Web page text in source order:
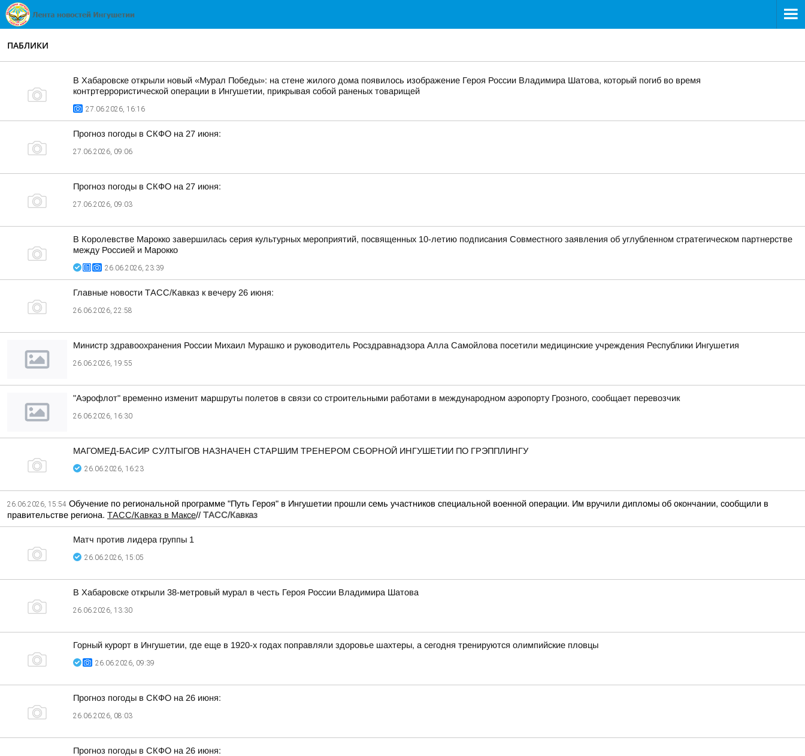
ПАБЛИКИ
В Хабаровске открыли новый «Мурал Победы»: на стене жилого дома появилось изображение Героя России Владимира Шатова, который погиб во время
контртеррористической операции в Ингушетии, прикрывая собой раненых товарищей
27.06.2026, 16:16
Прогноз погоды в СКФО на 27 июня:
27.06.2026, 09:06
Прогноз погоды в СКФО на 27 июня:
27.06.2026, 09:03
В Королевстве Марокко завершилась серия культурных мероприятий, посвященных 10-летию подписания Совместного заявления об углубленном стратегическом партнерстве
между Россией и Марокко
26.06.2026, 23:39
Главные новости ТАСС/Кавказ к вечеру 26 июня:
26.06.2026, 22:58
Министр здравоохранения России Михаил Мурашко и руководитель Росздравнадзора Алла Самойлова посетили медицинские учреждения Республики Ингушетия
26.06.2026, 19:55
"Аэрофлот" временно изменит маршруты полетов в связи со строительными работами в международном аэропорту Грозного, сообщает перевозчик
26.06.2026, 16:30
МАГОМЕД-БАСИР СУЛТЫГОВ НАЗНАЧЕН СТАРШИМ ТРЕНЕРОМ СБОРНОЙ ИНГУШЕТИИ ПО ГРЭППЛИНГУ
26.06.2026, 16:23
26.06.2026, 15:54 Обучение по региональной программе "Путь Героя" в Ингушетии прошли семь участников специальной военной операции. Им вручили дипломы об окончании, сообщили в
правительстве региона. ТАСС/Кавказ в Максе// ТАСС/Кавказ
Матч против лидера группы 1
26.06.2026, 15:05
В Хабаровске открыли 38-метровый мурал в честь Героя России Владимира Шатова
26.06.2026, 13:30
Горный курорт в Ингушетии, где еще в 1920-х годах поправляли здоровье шахтеры, а сегодня тренируются олимпийские пловцы
26.06.2026, 09:39
Прогноз погоды в СКФО на 26 июня:
26.06.2026, 08:03
Прогноз погоды в СКФО на 26 июня: